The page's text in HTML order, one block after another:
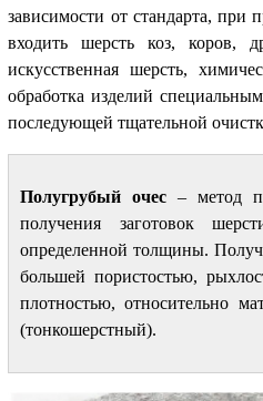
зависимости от стандарта, при
входить шерсть коз, коров,
искусственная шерсть,
обработка изделий
последующей тщательной
Полугрубый очес – метод
получения заготовок
определенной толщины.
большей пористостью,
плотностью, относительно
(тонкошерстный).